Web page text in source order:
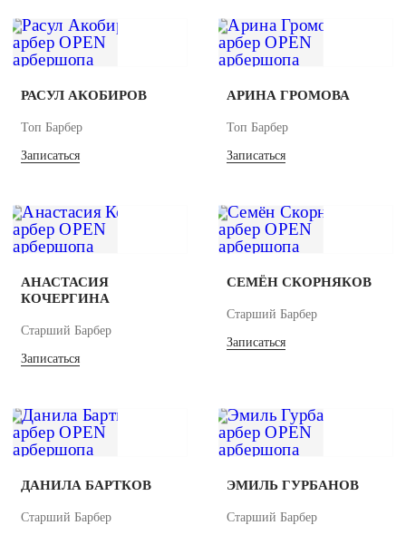
РАСУЛ АКОБИРОВ
Топ Барбер
Записаться
АРИНА ГРОМОВА
Топ Барбер
Записаться
АНАСТАСИЯ
КОЧЕРГИНА
Старший Барбер
Записаться
СЕМЁН СКОРНЯКОВ
Старший Барбер
Записаться
ДАНИЛА БАРТКОВ
Старший Барбер
ЭМИЛЬ ГУРБАНОВ
Старший Барбер